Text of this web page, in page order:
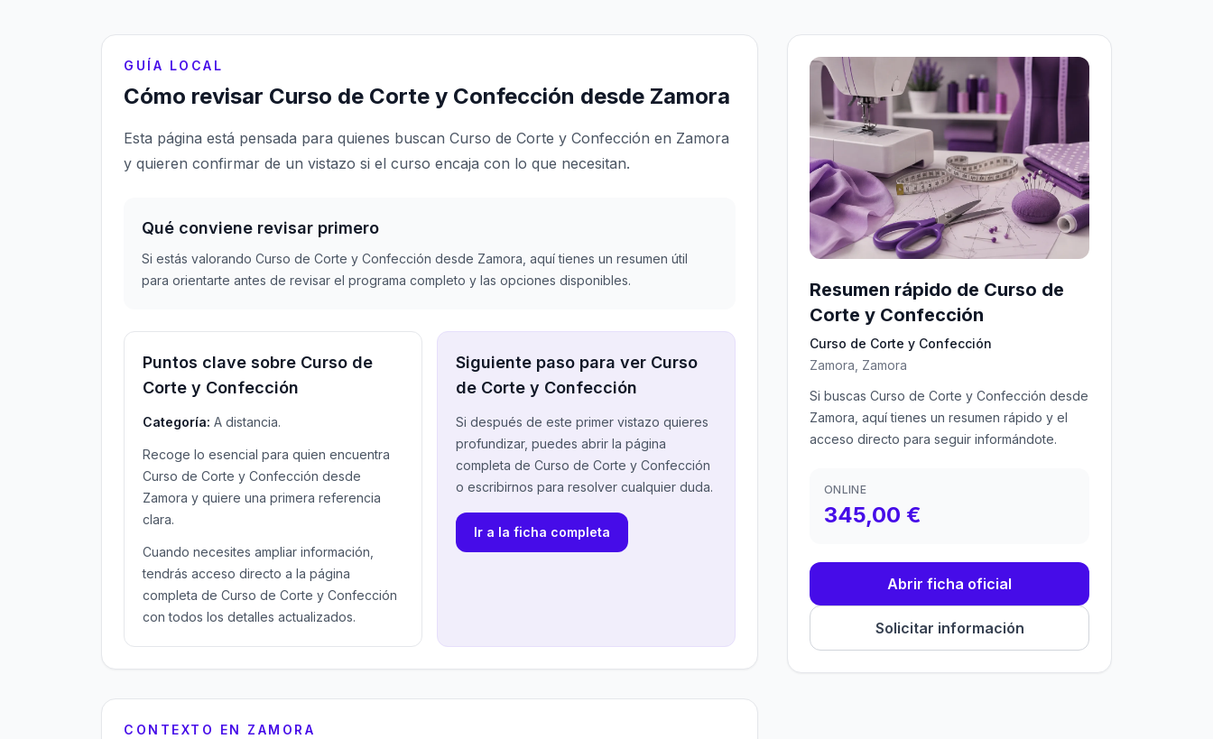
GUÍA LOCAL
Cómo revisar Curso de Corte y Confección desde Zamora
Esta página está pensada para quienes buscan Curso de Corte y Confección en Zamora
y quieren confirmar de un vistazo si el curso encaja con lo que necesitan.
Qué conviene revisar primero
Si estás valorando Curso de Corte y Confección desde Zamora, aquí tienes un resumen útil
para orientarte antes de revisar el programa completo y las opciones disponibles.
Puntos clave sobre Curso de
Corte y Confección
Categoría: A distancia.
Recoge lo esencial para quien encuentra
Curso de Corte y Confección desde
Zamora y quiere una primera referencia
clara.
Cuando necesites ampliar información,
tendrás acceso directo a la página
completa de Curso de Corte y Confección
con todos los detalles actualizados.
Siguiente paso para ver Curso
de Corte y Confección
Si después de este primer vistazo quieres
profundizar, puedes abrir la página
completa de Curso de Corte y Confección
o escribirnos para resolver cualquier duda.
Ir a la ficha completa
CONTEXTO EN ZAMORA
Resumen rápido de Curso de
Corte y Confección
Curso de Corte y Confección
Zamora, Zamora
Si buscas Curso de Corte y Confección desde
Zamora, aquí tienes un resumen rápido y el
acceso directo para seguir informándote.
ONLINE
345,00 €
Abrir ficha oficial
Solicitar información